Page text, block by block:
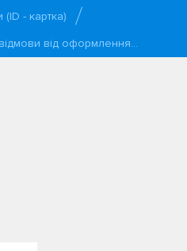
- картка)
від оформлення…